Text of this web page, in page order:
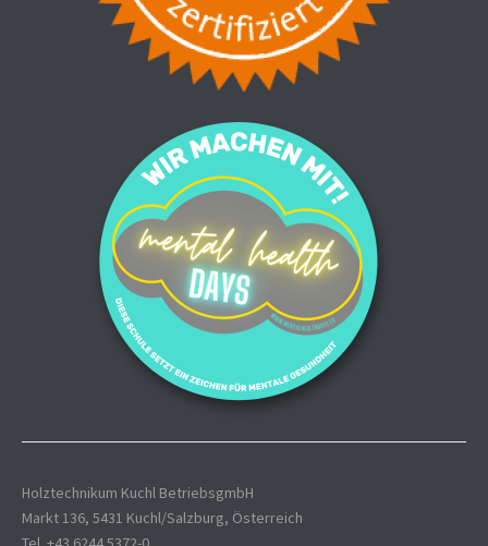
Holztechnikum Kuchl BetriebsgmbH
Markt 136, 5431 Kuchl/Salzburg, Österreich